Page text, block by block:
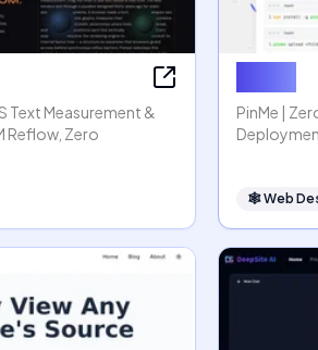
Text Measurement &
Reflow, Zero
PinMe |
🕸Web